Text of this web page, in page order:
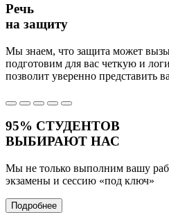
Речь
на защиту
Мы знаем, что защита может
подготовим для вас четкую и
позволит уверенно представить
95% СТУДЕНТОВ
ВЫБИРАЮТ НАС
Мы не только выполним вашу
экзамены и сессию «под ключ»
Подробнее